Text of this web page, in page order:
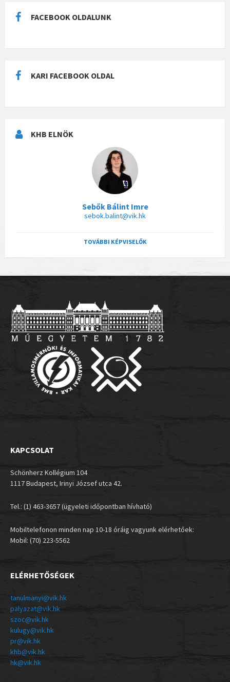
FACEBOOK OLDALUNK
KARI FACEBOOK OLDAL
KHB ELNÖK
Sebők Bálint Imre
sebok.balint@vik.hk
TOVÁBBI KÉPVISELŐK
KAPCSOLAT
Schönherz Kollégium 104
1117 Budapest, Irinyi József utca 42.
Tel.: (1) 463-3657 (ügyeleti időpontban hívható)
Mobiltelefonon minden nap 10-18 óráig vagyunk elérhetőek:
Mobil: (70) 223-5562
ELÉRHETŐSÉGEK
tanulmanyi@vik.hk
palyazat@vik.hk
szoc@vik.hk
kulugy@vik.hk
pr@vik.hk
khb@vik.hk
hk@vik.hk